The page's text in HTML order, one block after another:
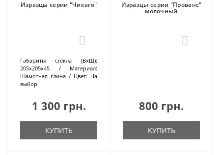
Изразцы серии "Чикаго"
0
Габариты стекла (ВхШ):
205х205х45
Материал:
Шамотная глина
Цвет: На
выбор
1 300 грн.
КУПИТЬ
Изразцы серии "Прованс"
молочный
0
800 грн.
КУПИТЬ